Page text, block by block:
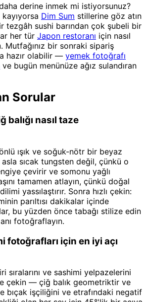
derine inmek mi istiyorsunuz?
Dim Sum stillerine göz atın
tezgâh sushi barından çok şubeli bir
her tür Japon restoranı için nasıl
Mutfağınız bir sonraki sipariş
hazır olabilir — yemek fotoğrafı
ve bugün menünüze ağız sulandıran
Sorular
balığı nasıl taze
ışık ve soğuk-nötr bir beyaz
sıcak tungsten değil, çünkü o
çevirir ve somonu yağlı
tamamen atlayın, çünkü doğal
yassılaştırır. Sonra hızlı çekin:
parıltısı dakikalar içinde
bu yüzden önce tabağı stilize edin
fotoğraflayın.
fotoğrafları için en iyi açı
sıralarını ve sashimi yelpazelerini
çekin — çiğ balık geometriktir ve
bıçak işçiliğini ve etrafındaki negatif